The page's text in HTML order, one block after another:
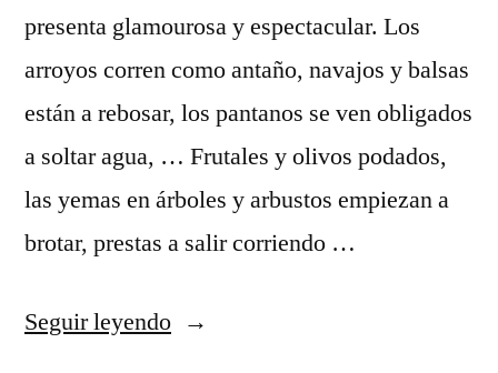
presenta glamourosa y espectacular. Los
arroyos corren como antaño, navajos y balsas
están a rebosar, los pantanos se ven obligados
a soltar agua, … Frutales y olivos podados,
las yemas en árboles y arbustos empiezan a
brotar, prestas a salir corriendo …
Seguir leyendo«Esperando